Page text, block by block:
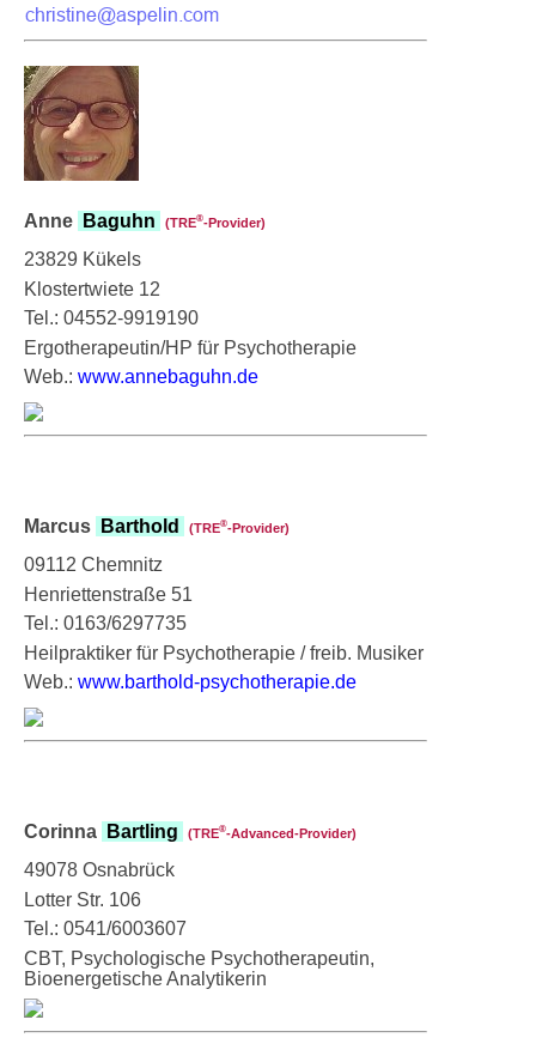
Anne Baguhn (TRE®‑Provider)
23829 Kükels
Klostertwiete 12
Tel.: 04552-9919190
Ergotherapeutin/HP für Psychotherapie
Web.: www.annebaguhn.de
Marcus Barthold (TRE®‑Provider)
09112 Chemnitz
Henriettenstraße 51
Tel.: 0163/6297735
Heilpraktiker für Psychotherapie / freib. Musiker
Web.: www.barthold-psychotherapie.de
Corinna Bartling (TRE®‑Advanced-Provider)
49078 Osnabrück
Lotter Str. 106
Tel.: 0541/6003607
CBT, Psychologische Psychotherapeutin,
Bioenergetische Analytikerin